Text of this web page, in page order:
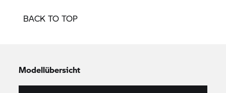
BACK TO TOP
Modellübersicht